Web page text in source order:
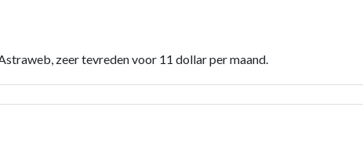
zeer tevreden voor 11 dollar per maand.